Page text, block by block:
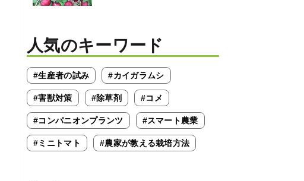
人気のキーワード
#生産者の試み #カイガラムシ
#害獣対策 #除草剤 #コメ
#コンパニオンプランツ #スマート農業
#ミニトマト #農家が教える栽培方法